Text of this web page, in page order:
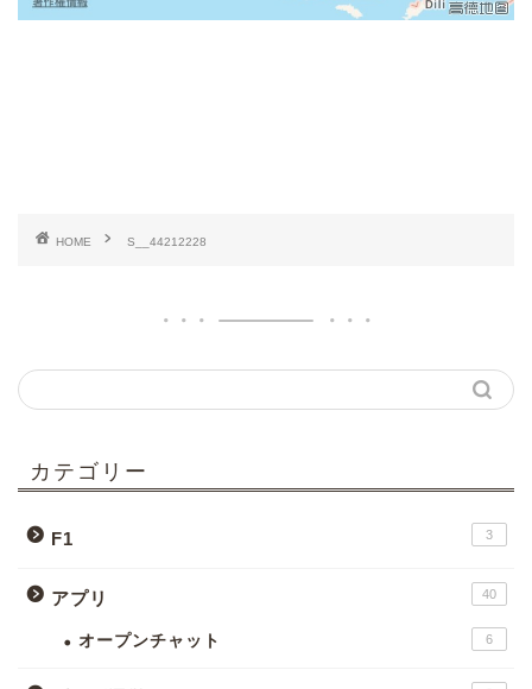
HOME S__44212228
カテゴリー
F1 3
アプリ 40
オープンチャット 6